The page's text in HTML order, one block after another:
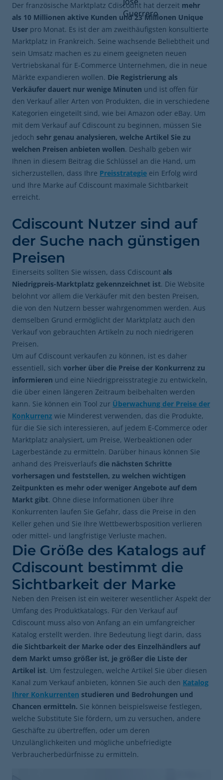
Der französische Marktplatz Cdiscount hat derzeit mehr
als 10 Millionen aktive Kunden und 23 Millionen Unique
User pro Monat. Es ist der am zweithäufigsten konsultierte
Marktplatz in Frankreich. Seine wachsende Beliebtheit und
sein Umsatz machen es zu einem geeigneten neuen
Vertriebskanal für E-Commerce Unternehmen, die in neue
Märkte expandieren wollen. Die Registrierung als
Verkäufer dauert nur wenige Minuten und ist offen für
den Verkauf aller Arten von Produkten, die in verschiedene
Kategorien eingeteilt sind, wie bei Amazon oder eBay. Um
mit dem Verkauf auf Cdiscount zu beginnen, müssen Sie
jedoch sehr genau analysieren, welche Artikel Sie zu
welchen Preisen anbieten wollen. Deshalb geben wir
Ihnen in diesem Beitrag die Schlüssel an die Hand, um
sicherzustellen, dass Ihre Preisstrategie ein Erfolg wird
und Ihre Marke auf Cdiscount maximale Sichtbarkeit
erreicht.
Cdiscount Nutzer sind auf
der Suche nach günstigen
Preisen
Einerseits sollten Sie wissen, dass Cdiscount als
Niedrigpreis-Marktplatz gekennzeichnet ist. Die Website
belohnt vor allem die Verkäufer mit den besten Preisen,
die von den Nutzern besser wahrgenommen werden. Aus
demselben Grund ermöglicht der Marktplatz auch den
Verkauf von gebrauchten Artikeln zu noch niedrigeren
Preisen.
Um auf Cdiscount verkaufen zu können, ist es daher
essentiell, sich vorher über die Preise der Konkurrenz zu
informieren und eine Niedrigpreisstrategie zu entwickeln,
die über einen längeren Zeitraum beibehalten werden
kann. Sie können ein Tool zur Überwachung der Preise der
Konkurrenz wie Minderest verwenden, das die Produkte,
für die Sie sich interessieren, auf jedem E-Commerce oder
Marktplatz analysiert, um Preise, Werbeaktionen oder
Lagerbestände zu ermitteln. Darüber hinaus können Sie
anhand des Preisverlaufs die nächsten Schritte
vorhersagen und feststellen, zu welchen wichtigen
Zeitpunkten es mehr oder weniger Angebote auf dem
Markt gibt. Ohne diese Informationen über Ihre
Konkurrenten laufen Sie Gefahr, dass die Preise in den
Keller gehen und Sie Ihre Wettbewerbsposition verlieren
oder mittel- und langfristige Verluste machen.
Die Größe des Katalogs auf
Cdiscount bestimmt die
Sichtbarkeit der Marke
Neben den Preisen ist ein weiterer wesentlicher Aspekt der
Umfang des Produktkatalogs. Für den Verkauf auf
Cdiscount muss also von Anfang an ein umfangreicher
Katalog erstellt werden. Ihre Bedeutung liegt darin, dass
die Sichtbarkeit der Marke oder des Einzelhändlers auf
dem Markt umso größer ist, je größer die Liste der
Artikel ist. Um festzulegen, welche Artikel Sie über diesen
Kanal zum Verkauf anbieten, können Sie auch den Katalog
Ihrer Konkurrenten studieren und Bedrohungen und
Chancen ermitteln. Sie können beispielsweise festlegen,
welche Substitute Sie fördern, um zu versuchen, andere
Geschäfte zu übertreffen, oder um deren
Unzulänglichkeiten und mögliche unbefriedigte
Verbraucherbedürfnisse zu ermitteln.